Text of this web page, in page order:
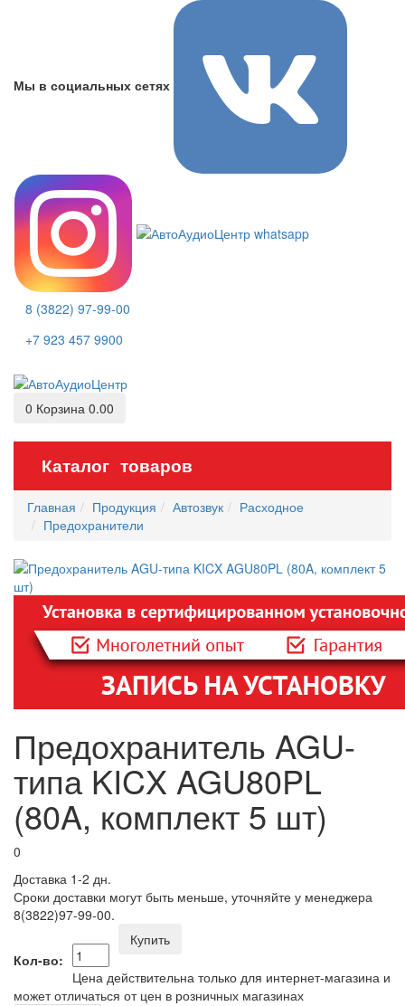
Мы в социальных сетях
8 (3822) 97-99-00
+7 923 457 9900
0 Корзина 0.00
Каталог товаров
Главная Продукция Автозвук
Расходное
Предохранители
Предохранитель AGU-
типа KICX AGU80PL
(80A, комплект 5 шт)
0
Доставка 1-2 дн.
Сроки доставки могут быть меньше, уточняйте у менеджера
8(3822)97-99-00.
Кол-во:
Купить
Цена действительна только для интернет-магазина и
может отличаться от цен в розничных магазинах